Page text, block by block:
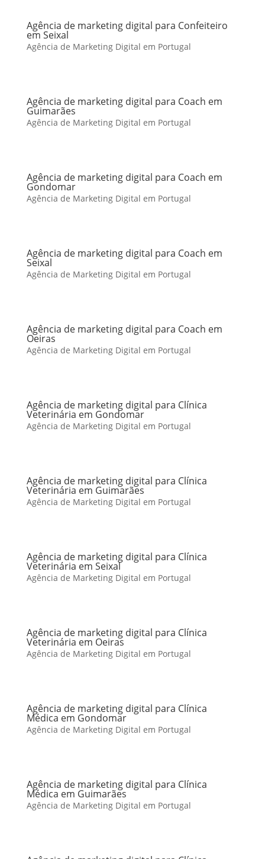
Agência de marketing digital para Confeiteiro
em Seixal
Agência de Marketing Digital em Portugal
Agência de marketing digital para Coach em
Guimarães
Agência de Marketing Digital em Portugal
Agência de marketing digital para Coach em
Gondomar
Agência de Marketing Digital em Portugal
Agência de marketing digital para Coach em
Seixal
Agência de Marketing Digital em Portugal
Agência de marketing digital para Coach em
Oeiras
Agência de Marketing Digital em Portugal
Agência de marketing digital para Clínica
Veterinária em Gondomar
Agência de Marketing Digital em Portugal
Agência de marketing digital para Clínica
Veterinária em Guimarães
Agência de Marketing Digital em Portugal
Agência de marketing digital para Clínica
Veterinária em Seixal
Agência de Marketing Digital em Portugal
Agência de marketing digital para Clínica
Veterinária em Oeiras
Agência de Marketing Digital em Portugal
Agência de marketing digital para Clínica
Médica em Gondomar
Agência de Marketing Digital em Portugal
Agência de marketing digital para Clínica
Médica em Guimarães
Agência de Marketing Digital em Portugal